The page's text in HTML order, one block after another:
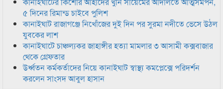
৫ দিনের রিমান্ড চাইবে পুলিশ
কানাইঘাট রাজাগঞ্জে নিখোঁজের দুই দিন পর সুরমা নদীতে ভেসে উঠল
যুবকের লাশ
কানাইঘাটে চাঞ্চল্যকর জাহাঙ্গীর হত্যা মামলার ৩ আসামী কক্সবাজার
থেকে গ্রেফতার
উর্ধ্বতন কর্মকর্তাদের নিয়ে কানাইঘাট স্বাস্থ্য কমপ্লেক্সে পরিদর্শন
করলেন সাংসদ আবুল হাসান